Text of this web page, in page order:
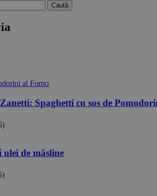
Spaghetti cu sos de
ulei de măsline